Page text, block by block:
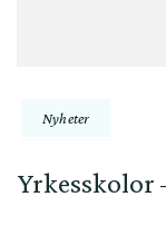
Nyheter